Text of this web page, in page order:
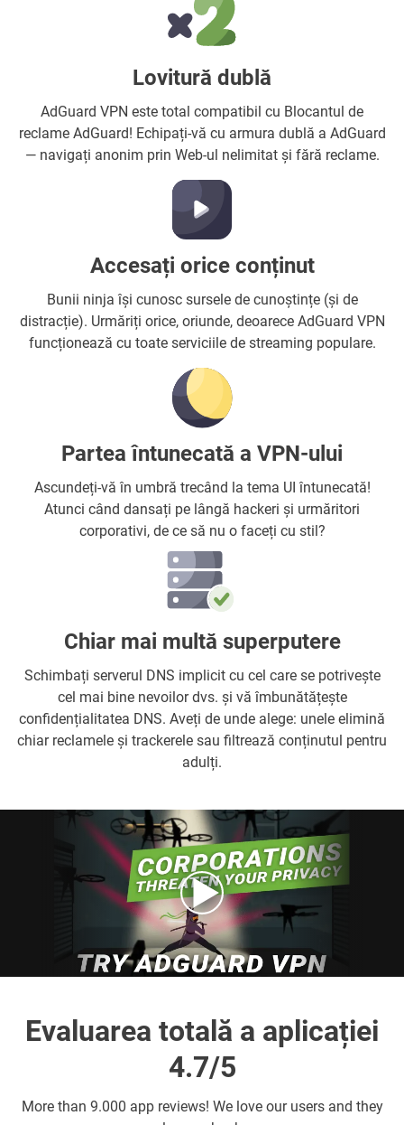
Lovitură dublă
AdGuard VPN este total compatibil cu Blocantul de
reclame AdGuard! Echipați-vă cu armura dublă a AdGuard
— navigați anonim prin Web-ul nelimitat și fără reclame.
Accesați orice conținut
Bunii ninja își cunosc sursele de cunoștințe (și de
distracție). Urmăriți orice, oriunde, deoarece AdGuard VPN
funcționează cu toate serviciile de streaming populare.
Partea întunecată a VPN-ului
Ascundeți-vă în umbră trecând la tema UI întunecată!
Atunci când dansați pe lângă hackeri și urmăritori
corporativi, de ce să nu o faceți cu stil?
Chiar mai multă superputere
Schimbați serverul DNS implicit cu cel care se potrivește
cel mai bine nevoilor dvs. și vă îmbunătățește
confidențialitatea DNS. Aveți de unde alege: unele elimină
chiar reclamele și trackerele sau filtrează conținutul pentru
adulți.
Evaluarea totală a aplicației
4.7/5
More than 9.000 app reviews! We love our users and they